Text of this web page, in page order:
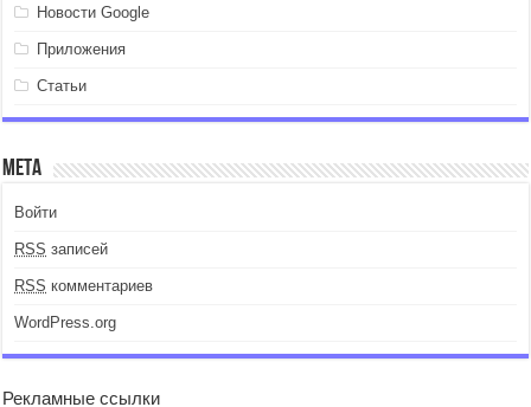
Новости Google
Приложения
Статьи
Мета
Войти
RSS записей
RSS комментариев
WordPress.org
Рекламные ссылки